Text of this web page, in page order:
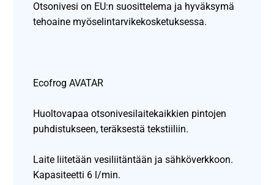
Otsonivesi on EU:n suosittelema ja hyväksymä
tehoaine myöselintarvikekosketuksessa.
Ecofrog AVATAR
Huoltovapaa otsonivesilaitekaikkien pintojen
puhdistukseen, teräksestä tekstiiliin.
Laite liitetään vesiliitäntään ja sähköverkkoon.
Kapasiteetti 6 l/min.